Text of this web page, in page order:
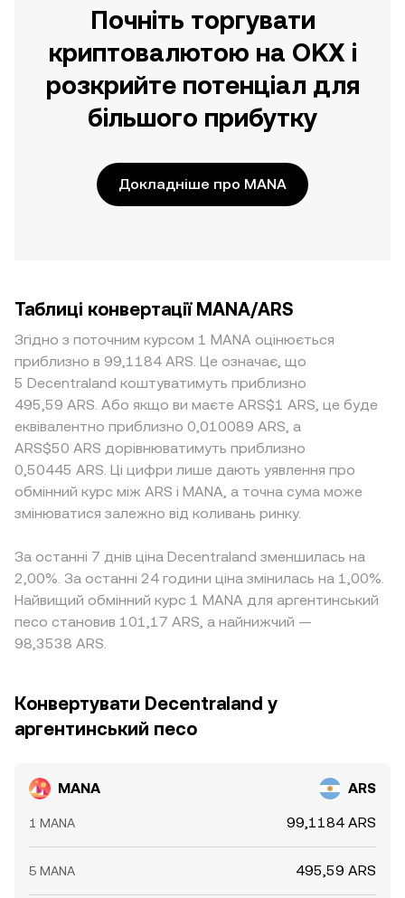
Почніть торгувати
криптовалютою на OKX і
розкрийте потенціал для
більшого прибутку
Докладніше про MANA
Таблиці конвертації MANA/ARS
Згідно з поточним курсом 1 MANA оцінюється
приблизно в 99,1184 ARS. Це означає, що
5 Decentraland коштуватимуть приблизно
495,59 ARS. Або якщо ви маєте ARS$1 ARS, це буде
еквівалентно приблизно 0,010089 ARS, а
ARS$50 ARS дорівнюватимуть приблизно
0,50445 ARS. Ці цифри лише дають уявлення про
обмінний курс між ARS і MANA, а точна сума може
змінюватися залежно від коливань ринку.
За останні 7 днів ціна Decentraland зменшилась на
2,00%. За останні 24 години ціна змінилась на 1,00%.
Найвищий обмінний курс 1 MANA для аргентинський
песо становив 101,17 ARS, а найнижчий —
98,3538 ARS.
Конвертувати Decentraland у
аргентинський песо
MANA ARS
1 MANA 99,1184 ARS
5 MANA 495,59 ARS